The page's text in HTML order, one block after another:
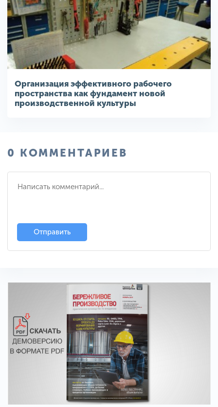
Организация эффективного рабочего
пространства как фундамент новой
производственной культуры
0 КОММЕНТАРИЕВ
Отправить